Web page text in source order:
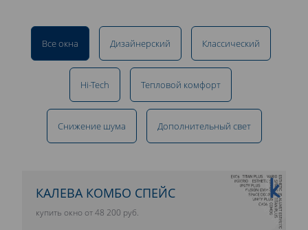
Все окна Дизайнерский Классический
Hi-Tech Тепловой комфорт
Снижение шума Дополнительный свет
10 ЛЕТ ГАРАНТИИ
КАЛЕВА КОМБО СПЕЙС
купить окно от 48 200 руб.